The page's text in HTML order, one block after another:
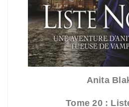
Anita
Tome 20 :